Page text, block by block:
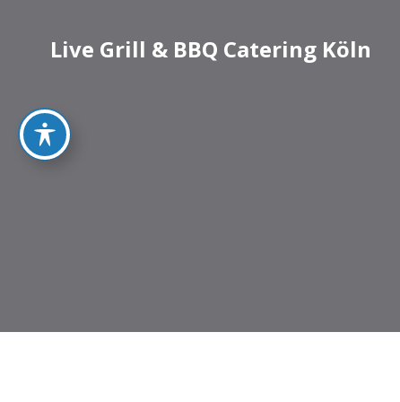
Live Grill & BBQ Catering Köln